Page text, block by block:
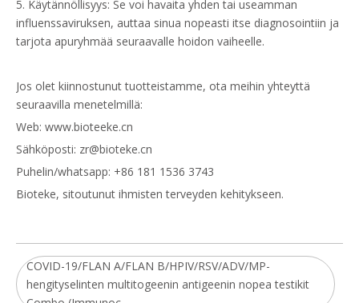
5. Käytännöllisyys: Se voi havaita yhden tai useamman
influenssaviruksen, auttaa sinua nopeasti itse diagnosointiin ja
tarjota apuryhmää seuraavalle hoidon vaiheelle.
Jos olet kiinnostunut tuotteistamme, ota meihin yhteyttä
seuraavilla menetelmillä:
Web: www.bioteeke.cn
Sähköposti: zr@bioteke.cn
Puhelin/whatsapp: +86 181 1536 3743
Bioteke, sitoutunut ihmisten terveyden kehitykseen.
COVID-19/FLAN A/FLAN B/HPIV/RSV/ADV/MP-
hengityselinten multitogeenin antigeenin nopea testikit